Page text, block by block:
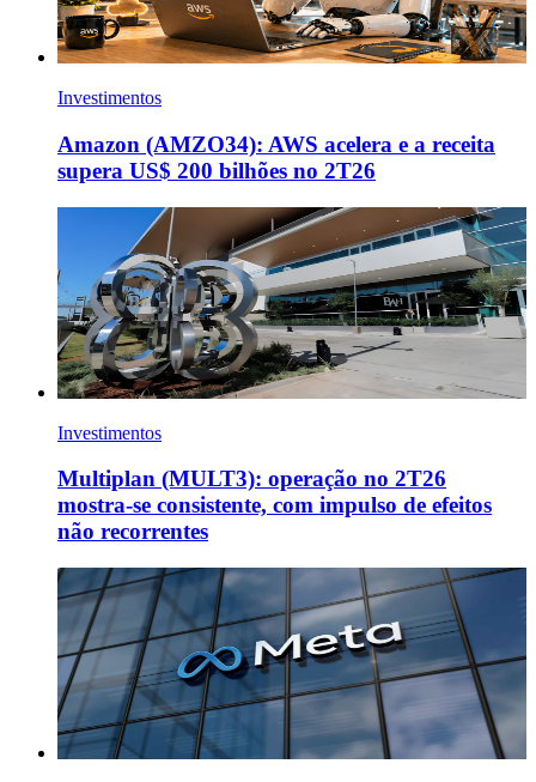
Investimentos
Amazon (AMZO34): AWS acelera e a receita
supera US$ 200 bilhões no 2T26
Investimentos
Multiplan (MULT3): operação no 2T26
mostra-se consistente, com impulso de efeitos
não recorrentes